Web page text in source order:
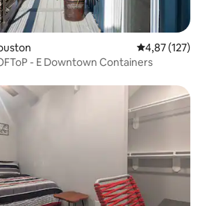
4,87 av 5 i
4,87 (127)
- E Downtown Containers